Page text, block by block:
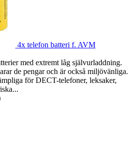
4x telefon batteri f. AVM
med extremt låg självurladdning.
de pengar och är också miljövänliga.
för DECT-telefoner, leksaker,